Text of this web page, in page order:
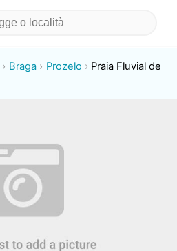
Braga Prozelo
Praia Fluvial de